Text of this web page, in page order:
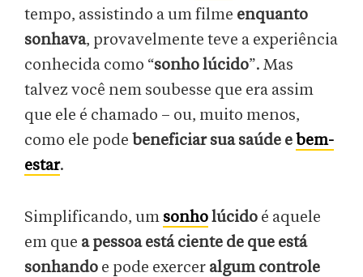
tempo, assistindo a um filme enquanto
sonhava, provavelmente teve a experiência
conhecida como “sonho lúcido”. Mas
talvez você nem soubesse que era assim
que ele é chamado – ou, muito menos,
como ele pode beneficiar sua saúde e bem-
estar.
Simplificando, um sonholúcido é aquele
em que a pessoa está ciente de que está
sonhando e pode exercer algum controle